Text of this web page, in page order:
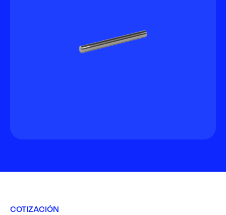
COTIZACIÓN